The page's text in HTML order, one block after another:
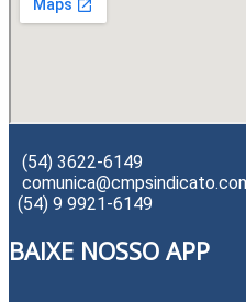
(54) 3622-6149
(54) 9 9921-6149
BAIXE NOSSO APP